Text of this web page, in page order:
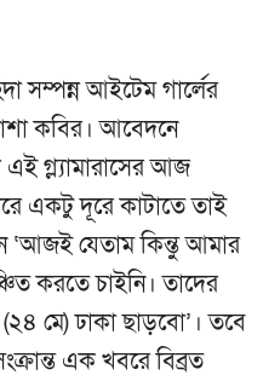
সম্পন্ন আইটেম গার্লের
কবির। আবেদনে
গ্ল্যামারাসের আজ
একটু দূরে কাটাতে তাই
‘আজই যেতাম কিন্তু আমার
করতে চাইনি। তাদের
মে) ঢাকা ছাড়বো’। তবে
এক খবরে বিব্রত